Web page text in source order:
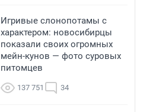
Игривые слонопотамы с
характером: новосибирцы
показали своих огромных
мейн-кунов — фото суровых
питомцев
137 751 34